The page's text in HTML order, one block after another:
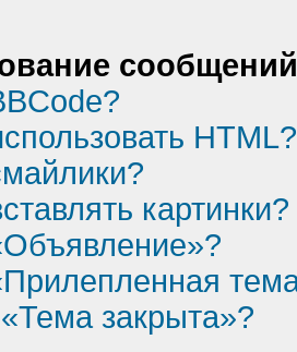
HTML?
картинки?
закрыта»?